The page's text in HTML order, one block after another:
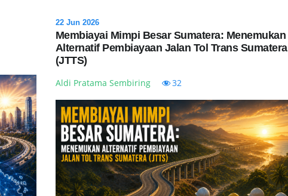
22 Jun 2026
Membiayai Mimpi Besar Sumatera: Menemukan
Alternatif Pembiayaan Jalan Tol Trans Sumatera
(JTTS)
Aldi Pratama Sembiring 32